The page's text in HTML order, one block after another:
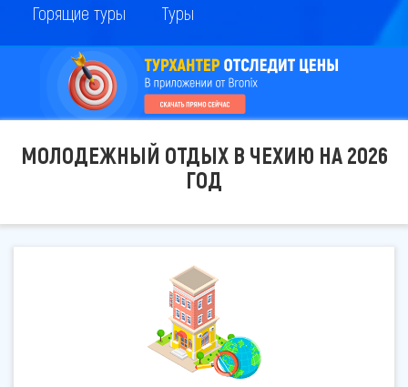
Горящие туры Туры
МОЛОДЕЖНЫЙ ОТДЫХ В ЧЕХИЮ НА 2026
ГОД